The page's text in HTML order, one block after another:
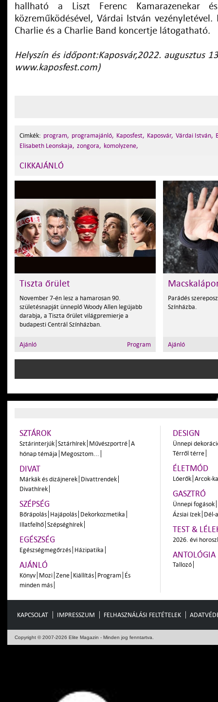
hallható a Liszt Ferenc Kamarazenekar
közreműködésével, Várdai István
Charlie és a Charlie Band koncertje látogatható.
Helyszín és időpont:Kaposvár,2022. augusztus
www.kaposfest.com)
Cimkék: program, programajánló, Kaposfest, Kaposvár, Várdai István,
Elisabeth Leonskaja, zongora, komolyzene,
CIKKAJÁNLÓ
Tiszta őrület
November 7-én lesz a hamarosan 90.
születésnapját ünneplő Woody Allen legújabb
darabja, a Tiszta őrület világpremierje a
budapesti Centrál Színházban.
Ajánló Program
Parádés
Színházba.
Ajánló
SZTÁROK
Sztárinterjúk Sztárhírek Művészportré A
hónap témája Megosztom...
DIVAT
Márkák és dizájnerek Divattrendek
Divathírek
SZÉPSÉG
Bőrápolás Hajápolás Dekorkozmetika
Illatfelhő Szépséghírek
EGÉSZSÉG
Egészségmegőrzés Házipatika
AJÁNLÓ
Könyv Mozi Zene Kiállítás Program És
minden más
DESIGN
Ünnepi
Térről térre
ÉLETMÓD
Lóerők Arcok-
GASZTRÓ
Ünnepi fogások
Ázsiai ízek Dél-
TEST &
2026. évi
ANTOLÓGIA
Tallozó
KAPCSOLAT IMPRESSZUM FELHASZNÁLÁSI FELTÉTELEK
Copyright © 2007-2026 Elite Magazin - Minden jog fenntartva.